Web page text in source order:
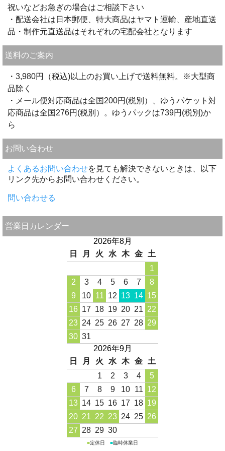
祝いなどお急ぎの場合はご相談下さい
・配送会社は日本郵便、特大商品はヤマト運輸、産地直送
品・制作元直送品はそれぞれの宅配会社となります
送料のご案内
・3,980円（税込)以上のお買い上げで送料無料。※大型商
品除く
・メール便対応商品は全国200円(税別）、ゆうパケット対
応商品は全国276円(税別）。ゆうパックは739円(税別)か
ら
お問い合わせ
よくあるお問い合わせを見ても解決できないときは、以下
リンク先からお問い合わせください。
問い合わせる
営業日カレンダー
2026年8月
日
月 火 水 木 金
土
1
2
3 4 5 6 7
8
9
10 11 12 13 14 15
16 17 18 19 20 21 22
23 24 25 26 27 28 29
30 31
2026年9月
日
月 火 水 木 金
土
1
2 3 4
5
6
7 8 9 10 11 12
13 14 15 16 17 18 19
20 21 22 23 24 25 26
27 28 29 30
■定休日 ■臨時休業日